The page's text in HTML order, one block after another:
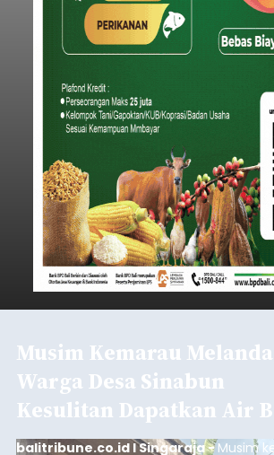
Musim Kemarau
Warga Desa Sinabun
Kesulitan Dapatkan Air
balitribune.co.id I Singaraja -Musim